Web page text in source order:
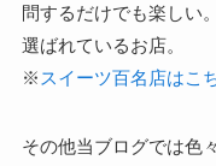
問するだけでも楽しい
選ばれているお店。
※ スイーツ百名店はこ
その他当ブログでは色